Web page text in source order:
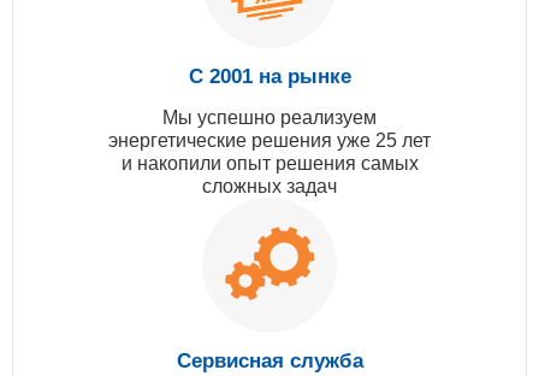
С 2001 на рынке
Мы успешно реализуем
энергетические решения уже 25 лет
и накопили опыт решения самых
сложных задач
Сервисная служба